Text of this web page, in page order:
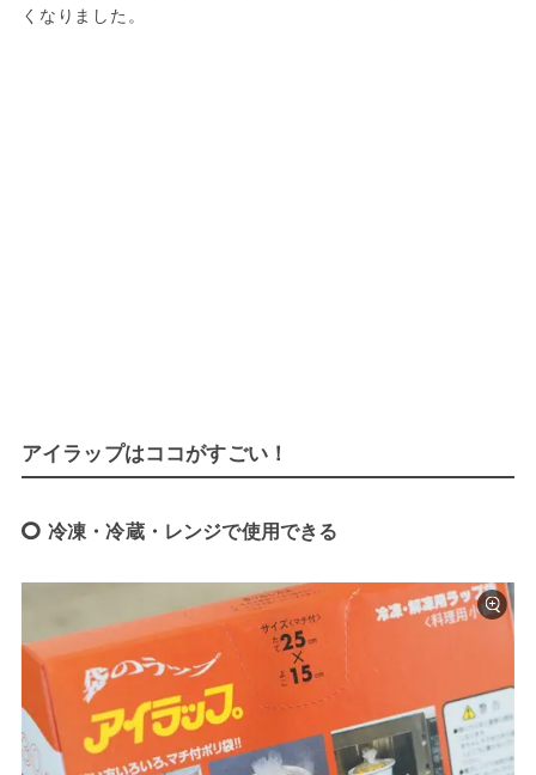
くなりました。
アイラップはココがすごい！
冷凍・冷蔵・レンジで使用できる